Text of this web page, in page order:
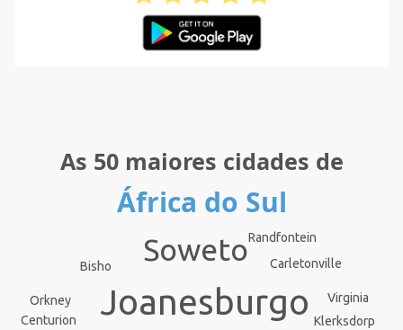
As 50 maiores cidades de
África do Sul
Joanesburgo
Soweto
Centurion
Carletonville
Klerksdorp
Orkney
Bisho
Randfontein
Virginia